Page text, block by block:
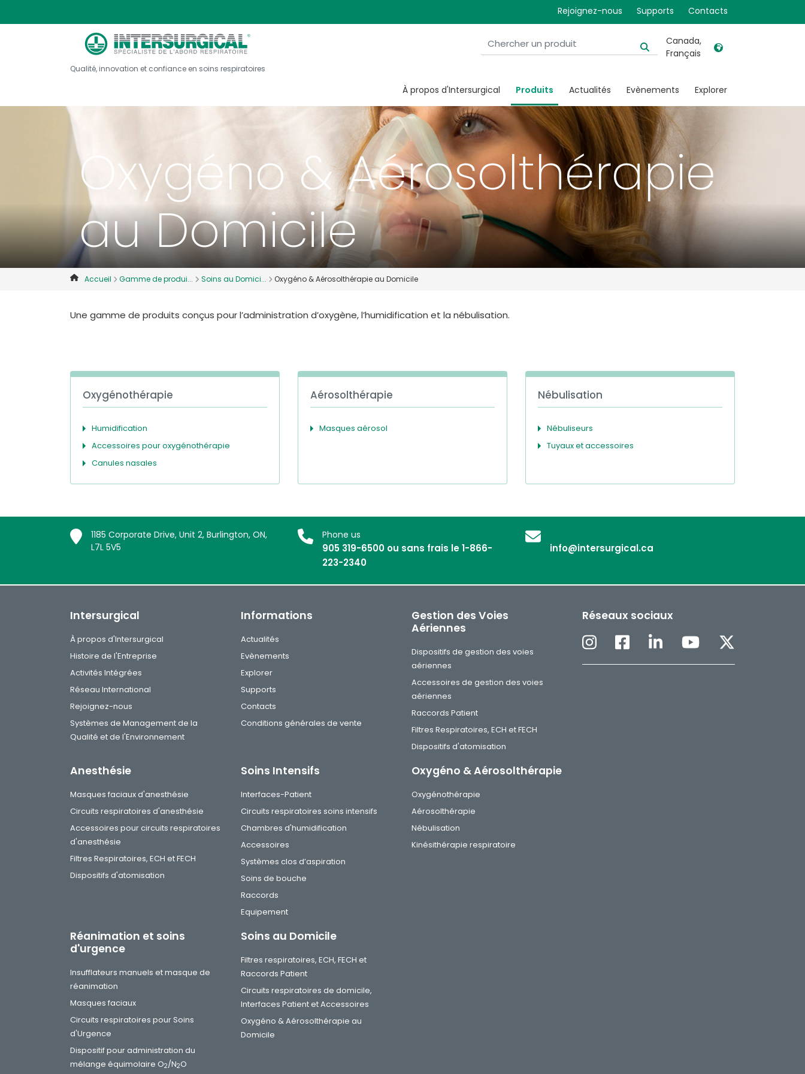
Rejoignez-nous Supports Contacts
Qualité, innovation et confiance en soins respiratoires
Canada,
Français
United States
Australia
België, Nederlands
Belgique, Français
Canada, English
Canada, Français
China
Colombia
Denmark
Italia
Japan
Lietuva
Malaysia
Mexico
Nederlands
Russia
À propos d'Intersurgical Produits Actualités Evènements Explorer
Oxygéno & Aérosolthérapie
au Domicile
Accueil Gamme de produi... Soins au Domici... Oxygéno & Aérosolthérapie au Domicile
Une gamme de produits conçus pour l’administration d’oxygène, l’humidification et la nébulisation.
Oxygénothérapie
Humidification
Accessoires pour oxygénothérapie
Canules nasales
Aérosolthérapie
Masques aérosol
Nébulisation
Nébuliseurs
Tuyaux et accessoires
1185 Corporate Drive, Unit 2, Burlington, ON,
L7L 5V5
Phone us
905 319-6500 ou sans frais le 1-866-
223-2340
info@intersurgical.ca
Intersurgical
À propos d'Intersurgical
Histoire de l'Entreprise
Activités Intégrées
Réseau International
Rejoignez-nous
Systèmes de Management de la
Qualité et de l'Environnement
Informations
Actualités
Evènements
Explorer
Supports
Contacts
Conditions générales de vente
Gestion des Voies
Aériennes
Dispositifs de gestion des voies
aériennes
Accessoires de gestion des voies
aériennes
Raccords Patient
Filtres Respiratoires, ECH et FECH
Dispositifs d'atomisation
Anesthésie
Masques faciaux d'anesthésie
Circuits respiratoires d'anesthésie
Accessoires pour circuits respiratoires
d'anesthésie
Filtres Respiratoires, ECH et FECH
Dispositifs d'atomisation
Soins Intensifs
Interfaces-Patient
Circuits respiratoires soins intensifs
Chambres d'humidification
Accessoires
Systèmes clos d’aspiration
Soins de bouche
Raccords
Equipement
Oxygéno & Aérosolthérapie
Oxygénothérapie
Aérosolthérapie
Nébulisation
Kinésithérapie respiratoire
Réanimation et soins
d'urgence
Insufflateurs manuels et masque de
réanimation
Masques faciaux
Circuits respiratoires pour Soins
d'Urgence
Dispositif pour administration du
mélange équimolaire O2/N2O
Soins au Domicile
Filtres respiratoires, ECH, FECH et
Raccords Patient
Circuits respiratoires de domicile,
Interfaces Patient et Accessoires
Oxygéno & Aérosolthérapie au
Domicile
Réseaux sociaux